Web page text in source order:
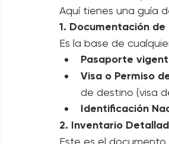
Carta de No
documento que
cual es vital para
Aquí tienes una guía
1. Documentación
Es la base de
Pasaporte
Visa o Permiso
de destino (visa